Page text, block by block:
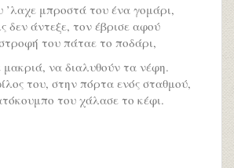
’λαχε μπροστά του ένα γομάρι,
δεν άντεξε, τον έβρισε αφού
του πάταε το ποδάρι,
μακριά, να διαλυθούν τα νέφη.
του, στην πόρτα ενός σταθμού,
του χάλασε το κέφι.